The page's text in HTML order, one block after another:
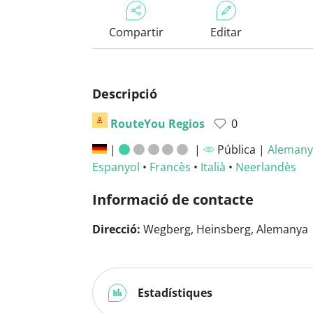
Compartir Editar
Descripció
RouteYou Regios
0
|
| Pública | Alemany
Espanyol • Francès • Italià • Neerlandès
Informació de contacte
Direcció: Wegberg, Heinsberg, Alemanya
Estadístiques